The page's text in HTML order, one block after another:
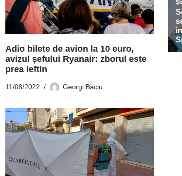
Adio bilete de avion la 10 euro,
avizul șefului Ryanair: zborul este
prea ieftin
11/08/2022 Georgi Baciu